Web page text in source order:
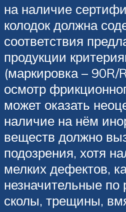
на наличие
колодок должна
соответствия
продукции
(маркировка –
осмотр
может оказать
наличие на нём
веществ должно
подозрения, хотя
мелких дефектов,
незначительные по
сколы, трещины,